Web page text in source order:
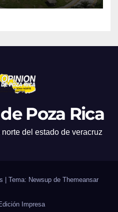
Poza Rica
del estado de veracruz
Tema: Newsup de Themeansar
Impresa